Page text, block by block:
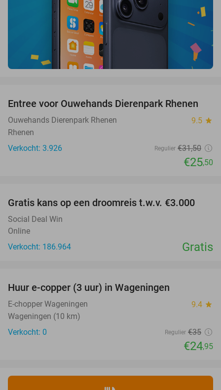
19%
Entree voor Ouwehands Dierenpark Rhenen
Ouwehands Dierenpark Rhenen 9.5 star
Rhenen
Verkocht: 3.926
Regulier €31,50
€25,50
Gratis kans op een droomreis t.w.v. €3.000
Social Deal Win
Online
Verkocht: 186.964
Gratis
TODAY
Huur e-copper (3 uur) in Wageningen
E-chopper Wageningen 9.4 star
Wageningen (10 km)
Verkocht: 0
Regulier €35
€24,95